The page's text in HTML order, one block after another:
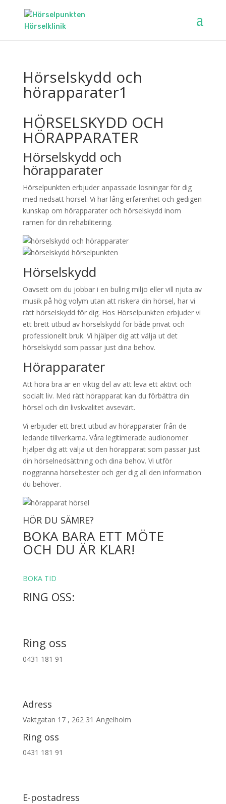
Hörselskydd och
hörapparater1
HÖRSELSKYDD OCH
HÖRAPPARATER
Hörselskydd och
hörapparater
Hörselpunkten erbjuder anpassade lösningar för dig
med nedsatt hörsel. Vi har lång erfarenhet och gedigen
kunskap om hörapparater och hörselskydd inom
ramen för din rehabilitering.
Hörselskydd
Oavsett om du jobbar i en bullrig miljö eller vill njuta av
musik på hög volym utan att riskera din hörsel, har vi
rätt hörselskydd för dig. Hos Hörselpunkten erbjuder vi
ett brett utbud av hörselskydd för både privat och
professionellt bruk. Vi hjälper dig att välja ut det
hörselskydd som passar just dina behov.
Hörapparater
Att höra bra är en viktig del av att leva ett aktivt och
socialt liv. Med rätt hörapparat kan du förbättra din
hörsel och din livskvalitet avsevärt.
Vi erbjuder ett brett utbud av hörapparater från de
ledande tillverkarna. Våra legitimerade audionomer
hjälper dig att välja ut den hörapparat som passar just
din hörselnedsättning och dina behov. Vi utför
noggranna hörseltester och ger dig all den information
du behöver.
HÖR DU SÄMRE?
BOKA BARA ETT MÖTE
OCH DU ÄR KLAR!
BOKA TID
RING OSS:
Ring oss
0431 181 91
Adress
Vaktgatan 17 , 262 31 Ängelholm
Ring oss
0431 181 91
E-postadress